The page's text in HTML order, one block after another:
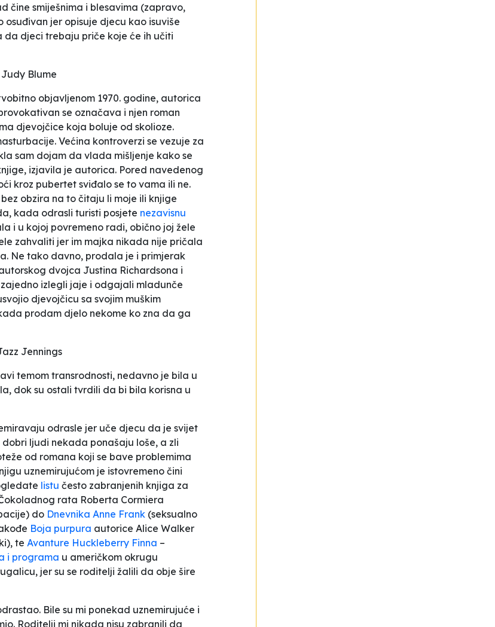
čine smiješnima i blesavima (zapravo,
jer opisuje djecu kao isuviše
da djeci trebaju priče koje će ih učiti
Blume
objavljenom 1970. godine, autorica
se označava i njen roman
djevojčice koja boluje od skolioze.
Većina kontroverzi se vezuje za
sam dojam da vlada mišljenje kako se
izjavila je autorica. Pored navedenog
kroz pubertet sviđalo se to vama ili ne.
obzira na to čitaju li moje ili knjige
kada odrasli turisti posjete nezavisnu
i u kojoj povremeno radi, obično joj žele
zahvaliti jer im majka nikada nije pričala
Ne tako davno, prodala je i primjerak
dvojca Justina Richardsona i
izlegli jaje i odgajali mladunče
djevojčicu sa svojim muškim
prodam djelo nekome ko zna da ga
Jennings
temom transrodnosti, nedavno je bila u
dok su ostali tvrdili da bi bila korisna u
odrasle jer uče djecu da je svijet
ljudi nekada ponašaju loše, a zli
od romana koji se bave problemima
uznemirujućom je istovremeno čini
listu često zabranjenih knjiga za
rata Roberta Cormiera
do Dnevnika Anne Frank (seksualno
Boja purpura autorice Alice Walker
te Avanture Huckleberry Finna –
i programa u američkom okrugu
, jer su se roditelji žalili da obje šire
Bile su mi ponekad uznemirujuće i
Roditelji mi nikada nisu zabranili da